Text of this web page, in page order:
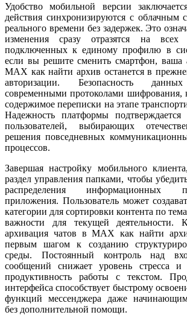
Удобство мобильной версии
действия синхронизируются с облачным
реального времени без задержек. Это
изменения сразу отразятся на всех
подключенных к единому профилю в
если вы решите сменить смартфон, ваша
MAX как найти архив останется в
авторизации. Безопасность данных
современными протоколами шифрования,
содержимое переписки на этапе
Надежность платформы
пользователей, выбирающих
решения повседневных
процессов.
Завершая настройку мобильного
раздел управления папками, чтобы
распределения информационных
приложения. Пользователь может
категории для сортировки контента по
важности для текущей деятельности.
архивация чатов в MAX как найти
первым шагом к созданию
среды. Постоянный контроль над
сообщений снижает уровень стресса
продуктивность работы с текстом.
интерфейса способствует быстрому
функций мессенджера даже
без дополнительной помощи.